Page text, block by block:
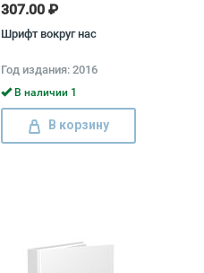
307.00 ₽
Шрифт вокруг нас
Год издания: 2016
В наличии 1
В корзину